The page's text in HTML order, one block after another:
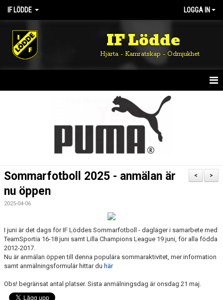
IF LÖDDE LOGGA IN
IF Lödde
Hjärta - Kamratskap - Ödmjukhet
MATCHER
DOKUMENT
KLUBBSHOPEN
MEDLEMSFÖRMÅNER
>
<
Sommarfotboll 2025 - anmälan är
nu öppen
2025-04-06
I juni är det dags för IF Löddes Sommarfotboll - dagläger i samarbete med
TeamSportia 16-18 juni samt Lilla Champions League 19 juni, för alla födda
2012-2017.
Nu är anmälan öppen till denna populära sommaraktivitet, mer information
samt anmälningsformulär hittar du här
Obs! begränsat antal platser. Sista anmälningsdag är onsdag 21 maj.